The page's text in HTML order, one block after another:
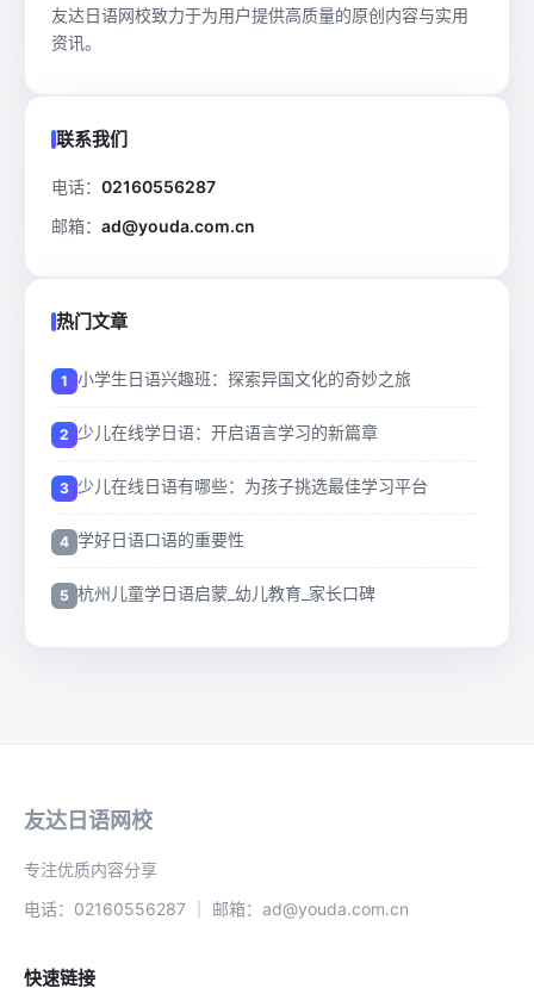
友达日语网校致力于为用户提供高质量的原创内容与实用
资讯。
联系我们
电话： 02160556287
邮箱： ad@youda.com.cn
热门文章
小学生日语兴趣班：探索异国文化的奇妙之旅
少儿在线学日语：开启语言学习的新篇章
少儿在线日语有哪些：为孩子挑选最佳学习平台
学好日语口语的重要性
杭州儿童学日语启蒙_幼儿教育_家长口碑
友达日语网校
专注优质内容分享
电话：02160556287 ｜ 邮箱：ad@youda.com.cn
快速链接